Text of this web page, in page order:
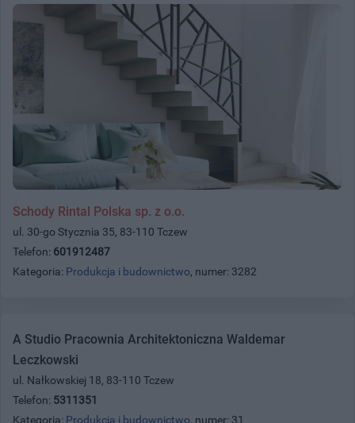
Schody Rintal Polska sp. z o.o.
ul. 30-go Stycznia 35, 83-110 Tczew
Telefon: 601912487
Kategoria: Produkcja i budownictwo, numer: 3282
A Studio Pracownia Architektoniczna Waldemar
Leczkowski
ul. Nałkowskiej 18, 83-110 Tczew
Telefon: 5311351
Kategoria: Produkcja i budownictwo, numer: 31